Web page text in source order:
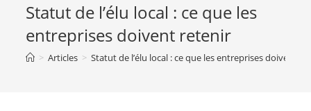
Statut de l’élu local : ce que les
entreprises doivent retenir
> Articles > Statut de l’élu local : ce que les entreprises doivent